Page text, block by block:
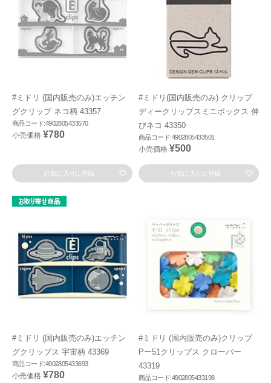
#ミドリ (国内販売のみ)エッチン
グクリップ ネコ柄 43357
商品コード:4902805433570
小売価格 ¥780
お気に入りに登録
#ミドリ(国内販売のみ) クリップ
ディークリップスミニボックス 伸
びネコ 43350
商品コード:4902805433501
小売価格 ¥500
お気に入りに登録
#ミドリ (国内販売のみ)エッチン
グクリップス 宇宙柄 43369
商品コード:4902805433693
小売価格 ¥780
#ミドリ (国内販売のみ)クリップ
Pー51クリップス クローバー
43319
商品コード:4902805433198